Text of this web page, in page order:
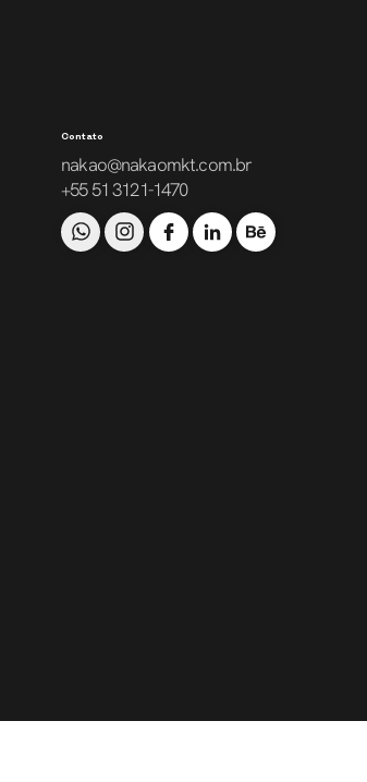
Contato
nakao@nakaomkt.com.br
+55 51 3121-1470